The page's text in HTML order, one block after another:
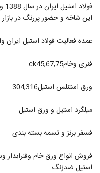
این شاخه و حضور پررنگ در
عمده فعالیت فولاد استیل ایران
فنرى وخامck45,67,75
ورق استنلس استيل304,316
ميلگرد استيل و ورق استیل
فسفر برنز و تسمه بسته بندى
فروش انواع ورق خام وفنرابدار
استیل ضدزنگ